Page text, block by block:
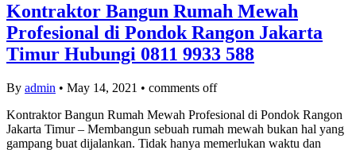
Kontraktor Bangun Rumah Mewah
Profesional di Pondok Rangon Jakarta
Timur Hubungi 0811 9933 588
By admin • May 14, 2021 • comments off
Kontraktor Bangun Rumah Mewah Profesional di Pondok Rangon
Jakarta Timur – Membangun sebuah rumah mewah bukan hal yang
gampang buat dijalankan. Tidak hanya memerlukan waktu dan